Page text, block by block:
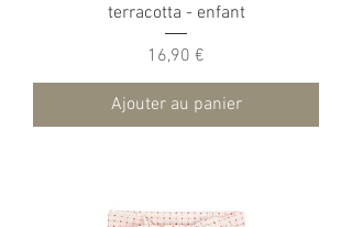
terracotta - enfant
Prix
16,90 €
Ajouter au panier